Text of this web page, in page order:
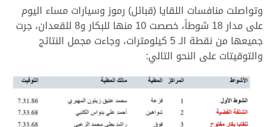
وتواصلت منافسات اللقايا (قبائل) رموز وسيارات مساء اليوم
على مدار 18 شوطاً، خصصت 10 منها للبكار و8 للقعدان، جرت
جميعها من نقطة الـ 5 كيلومترات، وجاءت مجمل النتائج
والتوقيتات على النحو التالي: